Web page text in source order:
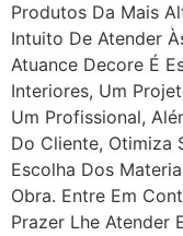
Produtos Da Mais
Intuito De Atender
Atuance Decore É
Interiores, Um
Um Profissional,
Do Cliente, Otimiza
Escolha Dos
Obra. Entre Em
Prazer Lhe Atender